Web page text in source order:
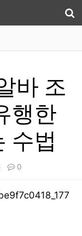
바 조
행한
수법
0